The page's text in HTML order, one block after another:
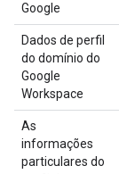
Google
Dados de perfil
do domínio do
Google
Workspace
As
informações
particulares do